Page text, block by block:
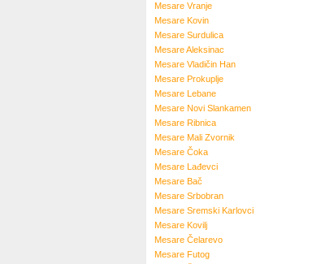
Mesare Vranje
Mesare Kovin
Mesare Surdulica
MesareAleksinac
Mesare Vladičin Han
Mesare Prokuplje
Mesare Lebane
Mesare Novi Slankamen
Mesare Ribnica
Mesare Mali Zvornik
Mesare Čoka
Mesare Lađevci
Mesare Bač
Mesare Srbobran
Mesare Sremski Karlovci
Mesare Kovilj
Mesare Čelarevo
Mesare Futog